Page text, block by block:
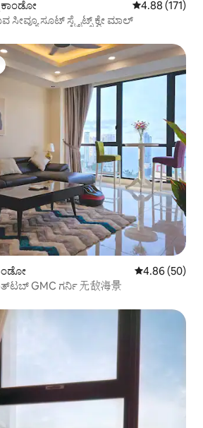
ಕಾಂಡೋ 5 ರಲ್ಲಿ 4.88
4.88 (171)
ಸೂಟ್ ಸ್ಟ್ರೈಟ್ಸ್ ಕ್ವೇ ಮಾಲ್
5 ರಲ್ಲಿ 4.86
4.86 (50)
GMC ಗರ್ನಿ 无敌海景